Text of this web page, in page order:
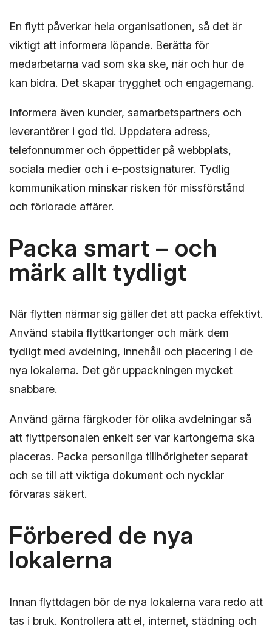
En flytt påverkar hela organisationen, så det är
viktigt att informera löpande. Berätta för
medarbetarna vad som ska ske, när och hur de
kan bidra. Det skapar trygghet och engagemang.
Informera även kunder, samarbetspartners och
leverantörer i god tid. Uppdatera adress,
telefonnummer och öppettider på webbplats,
sociala medier och i e-postsignaturer. Tydlig
kommunikation minskar risken för missförstånd
och förlorade affärer.
Packa smart – och
märk allt tydligt
När flytten närmar sig gäller det att packa effektivt.
Använd stabila flyttkartonger och märk dem
tydligt med avdelning, innehåll och placering i de
nya lokalerna. Det gör uppackningen mycket
snabbare.
Använd gärna färgkoder för olika avdelningar så
att flyttpersonalen enkelt ser var kartongerna ska
placeras. Packa personliga tillhörigheter separat
och se till att viktiga dokument och nycklar
förvaras säkert.
Förbered de nya
lokalerna
Innan flyttdagen bör de nya lokalerna vara redo att
tas i bruk. Kontrollera att el, internet, städning och